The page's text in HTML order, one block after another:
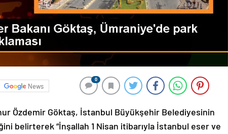
News
0
Özdemir Göktaş, İstanbul Büyükşehir Belediyesinin
belirterek “İnşallah 1 Nisan itibarıyla İstanbul eser ve